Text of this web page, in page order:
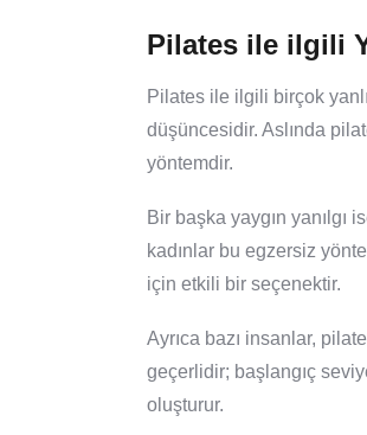
Pilates ile ilgili
Pilates ile ilgili birçok
düşüncesidir. Aslında
yöntemdir.
Bir başka yaygın
kadınlar bu egzersiz
için etkili bir seçenektir.
Ayrıca bazı insanlar,
geçerlidir; başlangıç
oluşturur.